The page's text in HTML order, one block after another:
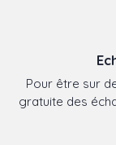
Pour être sur
gratuite des